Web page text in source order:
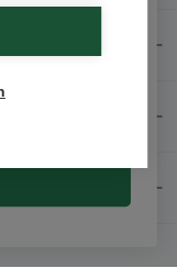
en persoonlijk